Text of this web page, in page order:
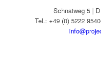
Schnatweg 5 |
Tel.: +49 (0) 5222